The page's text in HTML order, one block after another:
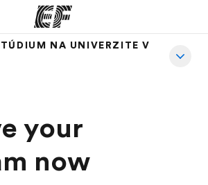
NA UNIVERZITE V
your
now